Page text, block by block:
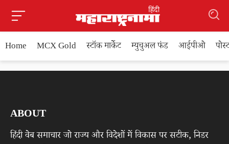
Home MCX Gold स्टॉक मार्केट म्युचुअल फंड आईपीओ
ABOUT
हिंदी वेब समाचार जो राज्य और विदेशों में विकास पर सटीक, निडर